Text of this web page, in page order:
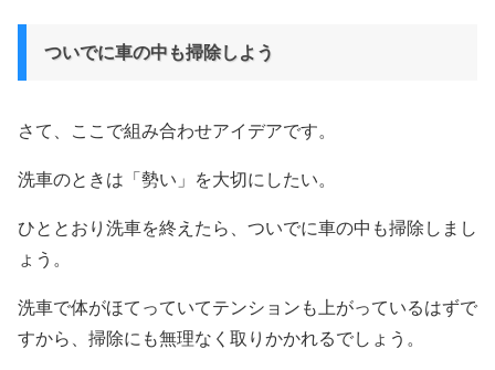
ついでに車の中も掃除しよう
さて、ここで組み合わせアイデアです。
洗車のときは「勢い」を大切にしたい。
ひととおり洗車を終えたら、ついでに車の中も掃除しまし
ょう。
洗車で体がほてっていてテンションも上がっているはずで
すから、掃除にも無理なく取りかかれるでしょう。